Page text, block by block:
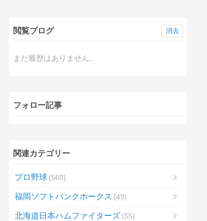
閲覧ブログ
まだ履歴はありません。
消去
フォロー記事
関連カテゴリー
プロ野球 560
福岡ソフトバンクホークス 49
北海道日本ハムファイターズ 55